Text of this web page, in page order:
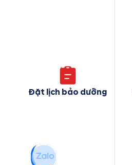
Đặt lịch bảo dưỡng